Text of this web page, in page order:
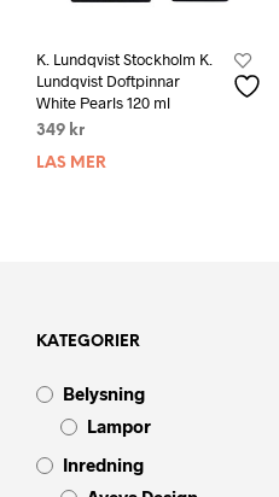
K. Lundqvist Stockholm K.
Lundqvist Doftpinnar
White Pearls 120 ml
349 kr
LÄS MER
KATEGORIER
Belysning
Lampor
Inredning